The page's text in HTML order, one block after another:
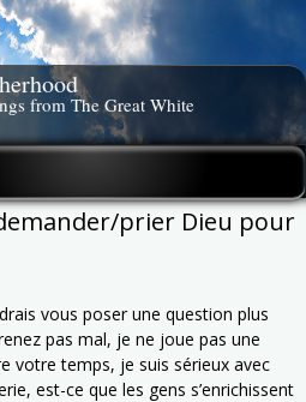
from The Great White
prier Dieu pour
vous poser une question plus
pas mal, je ne joue pas une
votre temps, je suis sérieux avec
est-ce que les gens s’enrichissent